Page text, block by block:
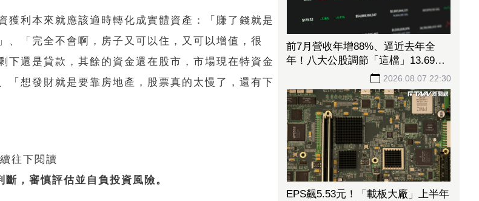
獲利本來就應該適時轉化成實體資產：「賺了錢就是
、「完全不會啊，房子又可以住，又可以增值，很
還是貸款，其餘的資金還在股市，市場現在特資金
「想發財就是要靠房地產，股票真的太慢了，還有下
往下閱讀
，審慎評估並自負投資風險。
前7月營收年增88%、逼近去年全
年！八大公股調節「這檔」13.69億
2026.08.07 22:30
EPS飆5.53元！「載板大廠」上半年